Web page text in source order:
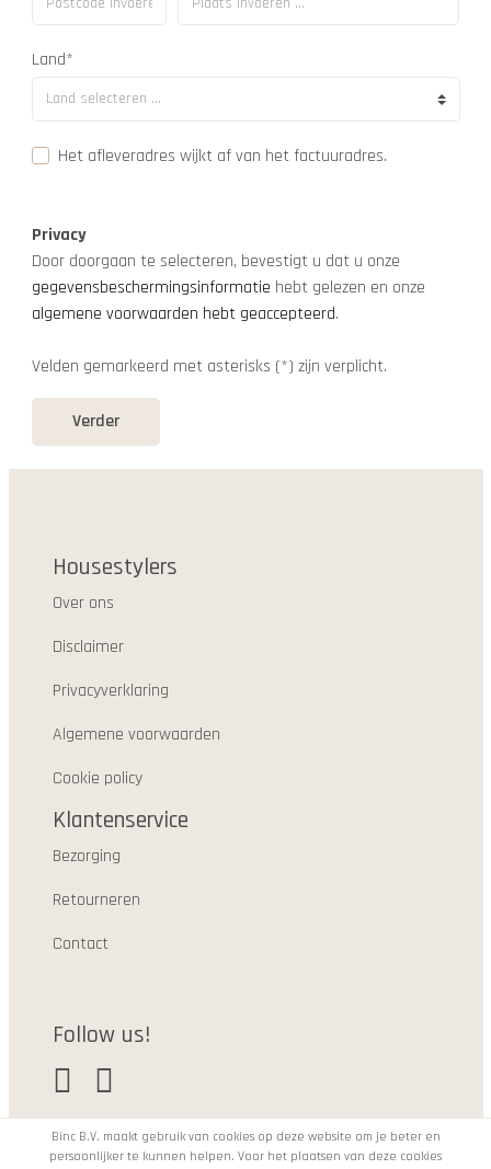
Land*
Het afleveradres wijkt af van het factuuradres.
Privacy
Door doorgaan te selecteren, bevestigt u dat u onze
gegevensbeschermingsinformatie hebt gelezen en onze
algemene voorwaarden hebt geaccepteerd.
Velden gemarkeerd met asterisks (*) zijn verplicht.
Verder
Housestylers
Over ons
Disclaimer
Privacyverklaring
Algemene voorwaarden
Cookie policy
Klantenservice
Bezorging
Retourneren
Contact
Follow us!
Binc B.V. maakt gebruik van cookies op deze website om je beter en
persoonlijker te kunnen helpen. Voor het plaatsen van deze cookies